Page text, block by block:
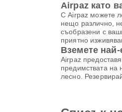
Airpaz като
С Airpaz можете
нещо различно,
съобразени с
приятно
Вземете
Airpaz
предимствата на
лесно.